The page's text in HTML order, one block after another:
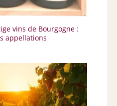
vins de Bourgogne :
appellations